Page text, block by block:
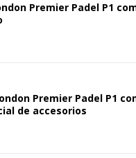
Premier Padel P1
Premier Padel P1
de accesorios